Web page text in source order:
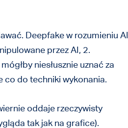
Deepfake w rozumieniu AI
przez AI, 2.
niesłusznie uznać za
co do techniki wykonania.
oddaje rzeczywisty
tak jak na grafice).